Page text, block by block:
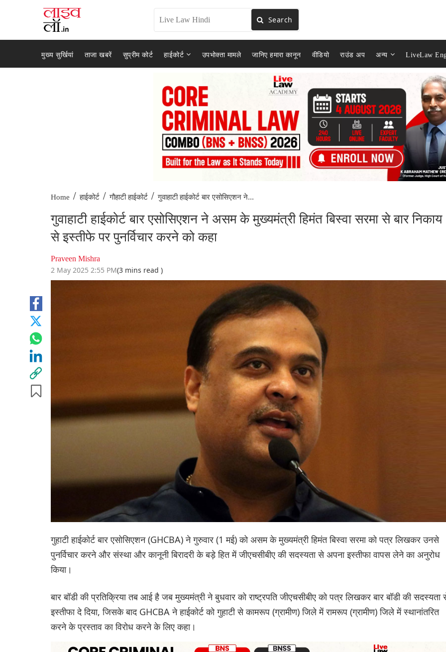
Search
मुख्य सुर्खियां ताजा खबरें सुप्रीम कोर्ट हाईकोर्ट उपभोक्ता मामले जानिए हमारा कानून वीडियो राउंड अप अन्य LiveLaw
Home / हाईकोर्ट / गौहाटी हाईकोर्ट / गुवाहाटी हाईकोर्ट बार एसोसिएशन ने...
गुवाहाटी हाईकोर्ट बार एसोसिएशन ने असम के मुख्यमंत्री हिमंत बिस्वा सरमा से बार निकाय
से इस्तीफे पर पुनर्विचार करने को कहा
Praveen Mishra
2 May 2025 2:55 PM(3 mins read )
गुहाटी हाईकोर्ट बार एसोसिएशन (GHCBA) ने गुरुवार (1 मई) को असम के मुख्यमंत्री हिमंत बिस्वा सरमा को पत्र लिखकर उनसे
पुनर्विचार करने और संस्था और कानूनी बिरादरी के बड़े हित में जीएचसीबीए की सदस्यता से अपना इस्तीफा वापस लेने का अनुरोध
किया।
बार बॉडी की प्रतिक्रिया तब आई है जब मुख्यमंत्री ने बुधवार को राष्ट्रपति जीएचसीबीए को पत्र लिखकर बार बॉडी की सदस्यता
इस्तीफा दे दिया, जिसके बाद GHCBA ने हाईकोर्ट को गुहाटी से कामरूप (ग्रामीण) जिले में रामरूप (ग्रामीण) जिले में स्थानांतरित
करने के प्रस्ताव का विरोध करने के लिए कहा।